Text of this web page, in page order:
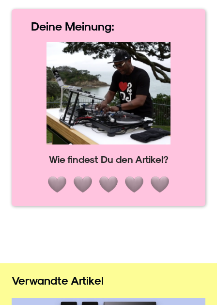
Deine Meinung:
Wie findest Du den Artikel?
Verwandte Artikel